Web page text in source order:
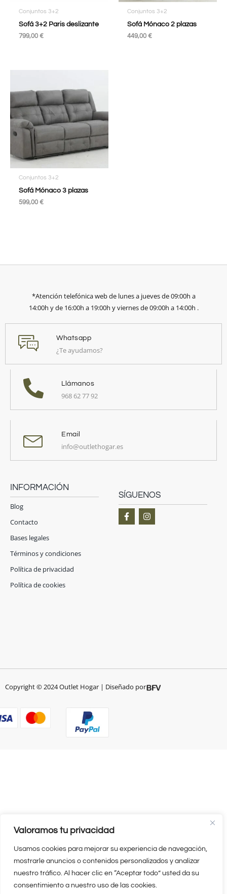
Valoramos tu privacidad
Usamos cookies para mejorar su experiencia de navegación,
mostrarle anuncios o contenidos personalizados y analizar
nuestro tráfico. Al hacer clic en “Aceptar todo” usted da su
consentimiento a nuestro uso de las cookies.
Conjuntos 3+2
Sofá 3+2 Paris deslizante
799,00 €
Conjuntos 3+2
Sofá Mónaco 2 plazas
449,00 €
Conjuntos 3+2
Sofá Mónaco 3 plazas
599,00 €
INFORMACIÓN
Blog
Contacto
Bases legales
Términos y condiciones
Política de privacidad
Política de cookies
SÍGUENOS
F
a
I
n
*Atención telefónica web de lunes a jueves de 09:00h a
14:00h y de 16:00h a 19:00h y viernes de 09:00h a 14:00h .
Whatsapp
¿Te ayudamos?
Llámanos
968 62 77 92
Email
info@outlethogar.es
Copyright © 2024 Outlet Hogar | Diseñado por